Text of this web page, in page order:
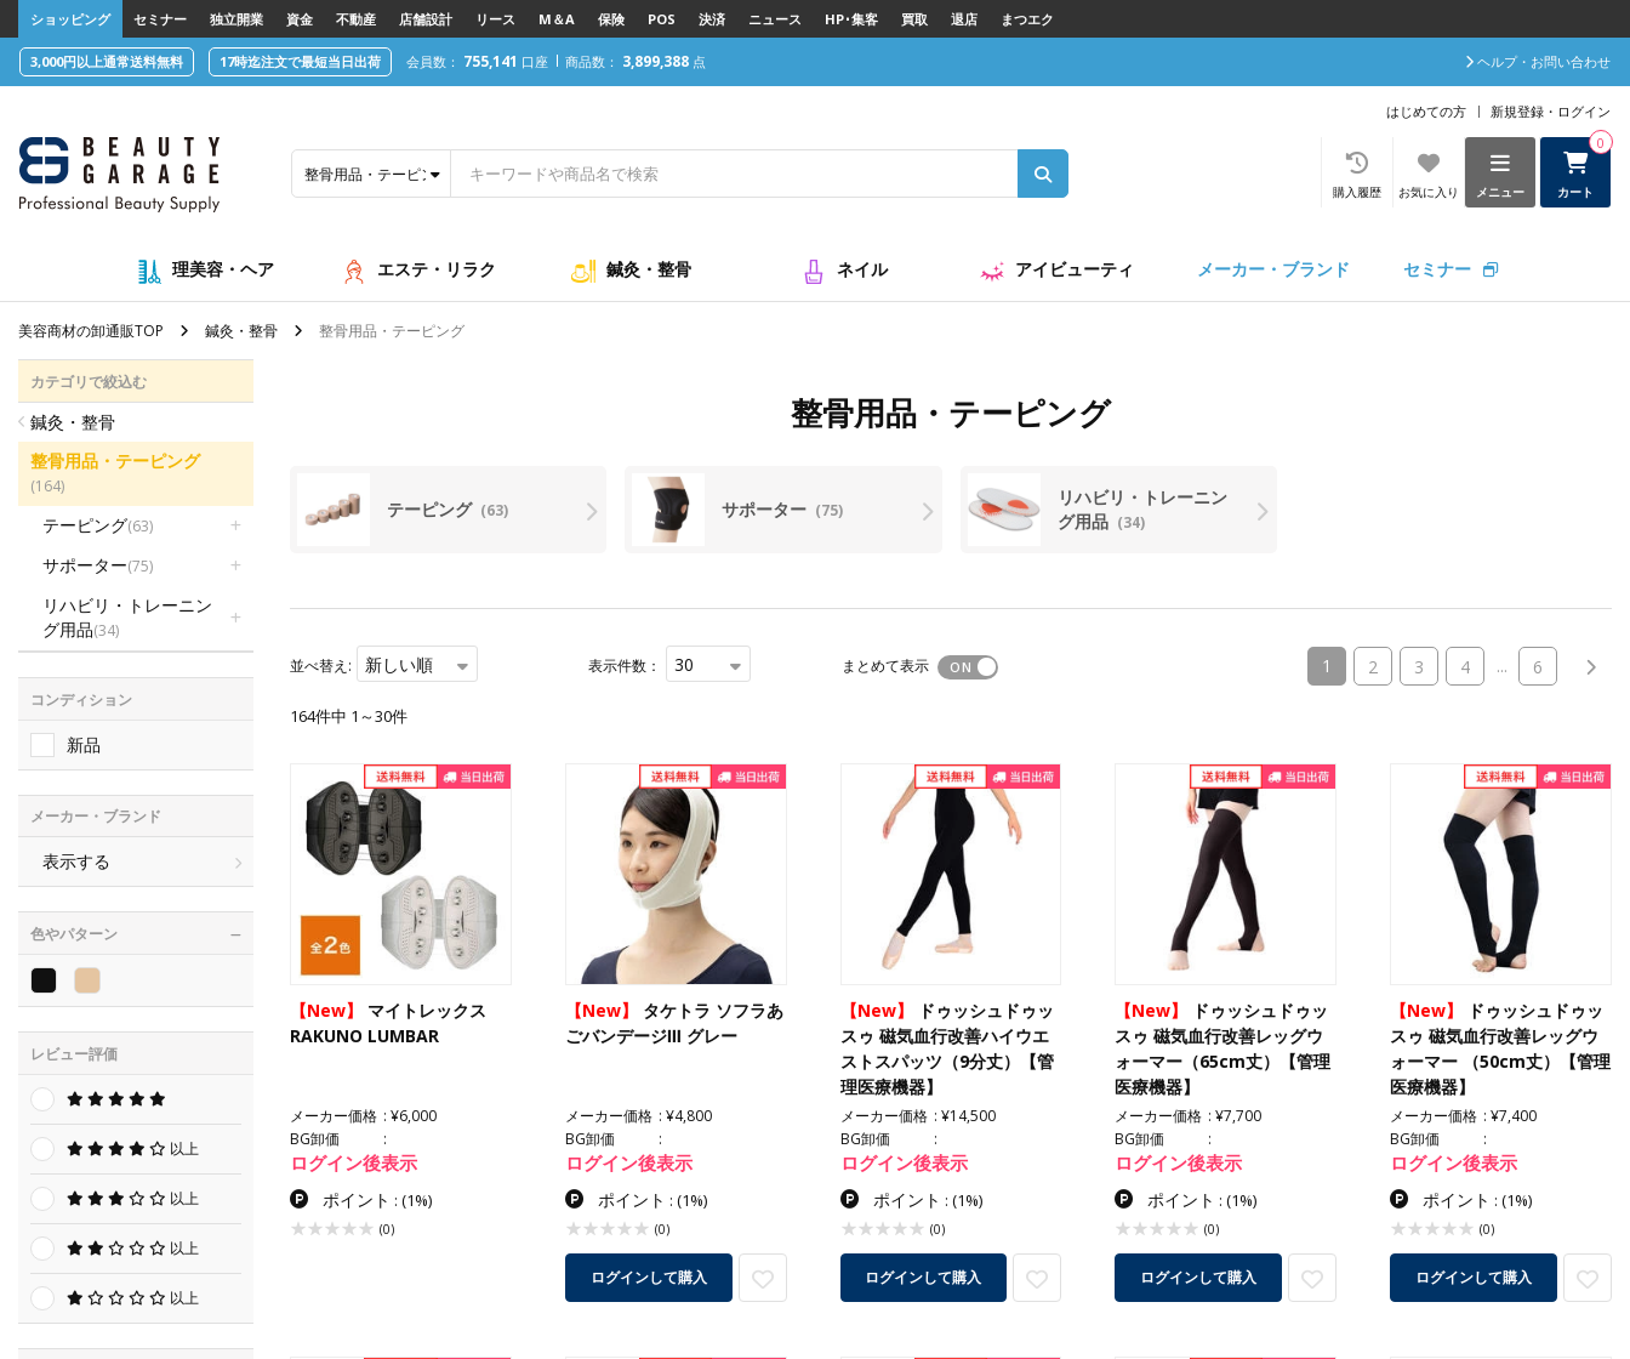
text.skipToContent
text.skipToNavigation
ショッピング セミナー 独立開業 資金 不動産 店舗設計 リース M＆A 保険 POS 決済 ニュース HP･集客 買取 退店 まつエク
3,000円以上通常送料無料 17時迄注文で最短当日出荷 会員数： 755,141 口座 商品数： 3,899,388 点 ヘルプ・お問い合わせ
はじめての方 新規登録・ログイン
カート
0
メニュー
お気に入り
購入履歴
整骨用品・テーピング
理美容・ヘア エステ・リラク 鍼灸・整骨 ネイル アイビューティ メーカー・ブランド セミナー
美容商材の卸通販TOP 鍼灸・整骨 整骨用品・テーピング
カテゴリで絞込む
鍼灸・整骨
整骨用品・テーピング
(164)
テーピング(63)
サポーター(75)
リハビリ・トレーニン
グ用品(34)
コンディション
新品
メーカー・ブランド
表示する
色やパターン
レビュー評価
以上
以上
以上
以上
整骨用品・テーピング
テーピング (63) サポーター (75)
リハビリ・トレーニン
グ用品 (34)
並べ替え: 新しい順 表示件数： 30 まとめて表示 1 (current)
2 3 4 ... 6
164件中 1～30件
【New】
マイトレックス
RAKUNO LUMBAR
メーカー価格
¥6,000
BG卸価
ログイン後表示
ポイント : (1%)
(0)
【New】
タケトラ ソフラあ
ごバンデージⅢ グレー
メーカー価格
¥4,800
BG卸価
ログイン後表示
ポイント : (1%)
(0)
ログインして購入
【New】
ドゥッシュドゥッ
スゥ 磁気血行改善ハイウエ
ストスパッツ（9分丈）【管
理医療機器】
メーカー価格
¥14,500
BG卸価
ログイン後表示
ポイント : (1%)
(0)
ログインして購入
【New】
ドゥッシュドゥッ
スゥ 磁気血行改善レッグウ
ォーマー（65cm丈）【管理
医療機器】
メーカー価格
¥7,700
BG卸価
ログイン後表示
ポイント :(1%)
(0)
ログインして購入
【New】
ドゥッシュドゥッ
スゥ 磁気血行改善レッグウ
ォーマー （50cm丈）【管理
医療機器】
メーカー価格
¥7,400
BG卸価
ログイン後表示
ポイント :(1%)
(0)
ログインして購入